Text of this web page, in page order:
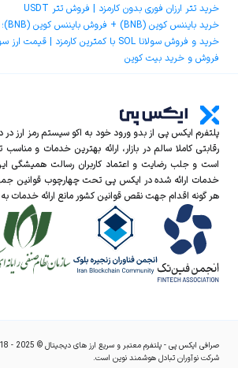
خرید تتر ارزان فوری بدون کارمزد | فروش تتر USDT
خرید بایننس کوین (BNB) + فروش بایننس کوین (BNB)؛ با بهترین قیمت بایننس کوین و کمترین کارمزد
خرید و فروش سولانا SOL با کمترین کارمزد | قیمت ارز سولانا
فروش و خرید بیت کوین
پلتفرم ایکس‌ پی از بدو ورود خود به اکو سیستم رمز ارز
رقابتی کاملا سالم در بازار، ارائه بهترین خدمات و
است و جلب رضایت و اعتماد کاربران رسالت همیشگی
خدمات ارائه شده در ایکس‌ پی تحت چهارچوب قوانین
هر گونه اقدام جهت نقص قوانین کشور مانع ارائه خدمات
شرکت نوآوران تبادل هوشمند نوین است.